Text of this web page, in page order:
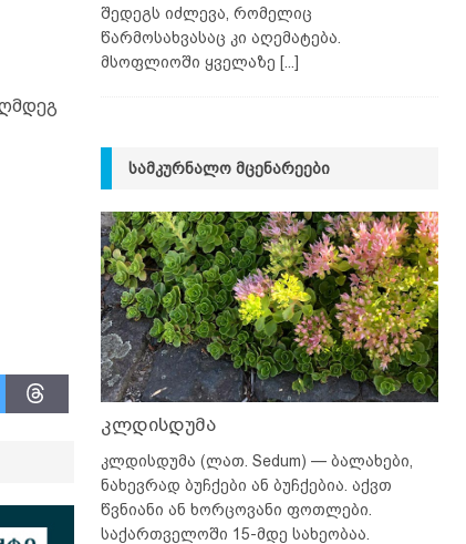
შედეგს იძლევა, რომელიც
წარმოსახვასაც კი აღემატება.
მსოფლიოში ყველაზე [...]
ᲡᲐᲛᲙᲣᲠᲜᲐᲚᲝ ᲛᲪᲔᲜᲐᲠᲔᲔᲑᲘ
კლდისდუმა
კლდისდუმა (ლათ. Sedum) — ბალახები,
ნახევრად ბუჩქები ან ბუჩქებია. აქვთ
წვნიანი ან ხორცოვანი ფოთლები.
საქართველოში 15-მდე სახეობაა.